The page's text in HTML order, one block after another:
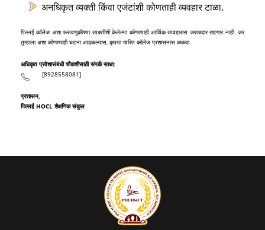
अनधिकृत व्यक्ती किंवा एजंटांशी कोणताही व्यवहार टाळा.
पिल्लई कॉलेज अशा फसवणुकीच्या व्यक्तींशी केलेल्या कोणत्याही आर्थिक व्यवहारास जबाबदार राहणार नाही. जर
तुम्हाला अशा कोणत्याही घटना आढळल्यास, कृपया त्वरित कॉलेज प्रशासनास कळवा.
अधिकृत प्रवेशासंबंधी चौकशीसाठी संपर्क साधा:
[8928558081]
प्रशासन,
पिल्लई HOCL शैक्षणिक संकुल